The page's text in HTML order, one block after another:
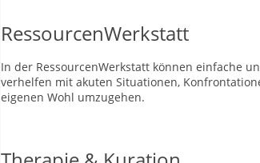
RessourcenWerkstatt
In der RessourcenWerkstatt können einfache
verhelfen mit akuten Situationen,
eigenen Wohl umzugehen.